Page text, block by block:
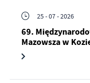
25 - 07 - 2026
69.
Mazowsza w